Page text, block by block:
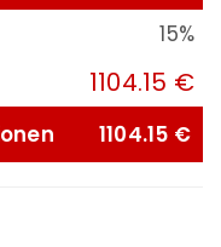
15%
1104.15 €
1104.15 €